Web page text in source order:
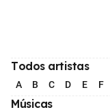
Todos artistas
A B C D E F
Músicas